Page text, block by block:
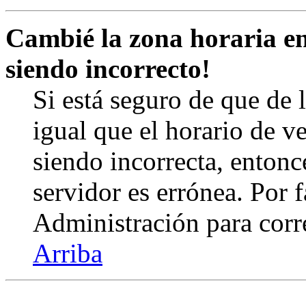
Cambié la zona horaria
siendo incorrecto!
Si está seguro de que
igual que el horario de
siendo incorrecta,
servidor es errónea. Por
Administración para
Arriba